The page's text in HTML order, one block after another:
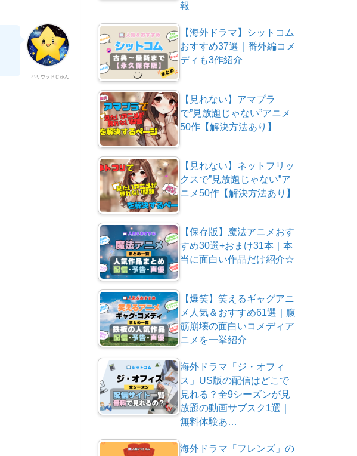
ハリウッドじゅん
報
【海外ドラマ】シットコム
おすすめ37選｜番外編コメ
ディも3作紹介
【見れない】アマプラ
で”見放題じゃない”アニメ
50作【解決方法あり】
【見れない】ネットフリッ
クスで”見放題じゃない”ア
ニメ50作【解決方法あり】
【保存版】魔法アニメおす
すめ30選+おまけ31本｜本
当に面白い作品だけ紹介☆
【爆笑】笑えるギャグアニ
メ人気＆おすすめ61選｜腹
筋崩壊の面白いコメディア
ニメを一挙紹介
海外ドラマ「ジ・オフィ
ス」US版の配信はどこで
見れる？全9シーズンが見
放題の動画サブスク1選｜
無料体験あ…
海外ドラマ「フレンズ」の